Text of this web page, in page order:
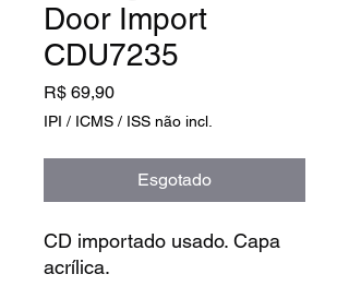
Door Import
CDU7235
R$ 69,90Preço
IPI / ICMS / ISS não incl.
Esgotado
CD importado usado. Capa
acrílica.